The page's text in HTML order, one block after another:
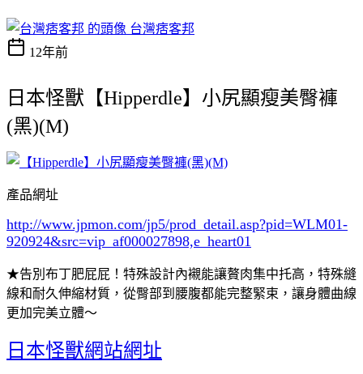
台灣痞客邦
12年前
日本怪獸【Hipperdle】小尻顯瘦美臀褲
(黑)(M)
產品網址
http://www.jpmon.com/jp5/prod_detail.asp?pid=WLM01-
920924&src=vip_af000027898,e_heart01
★告別布丁肥屁屁！特殊設計內襯能讓贅肉集中托高，特殊縫
線和耐久伸縮材質，從臀部到腰腹都能完整緊束，讓身體曲線
更加完美立體～
日本怪獸網站網址